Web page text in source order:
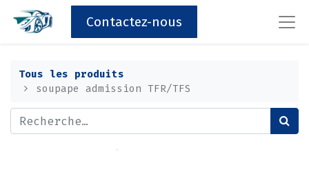
Contactez-nous
Tous les produits
soupape admission TFR/TFS